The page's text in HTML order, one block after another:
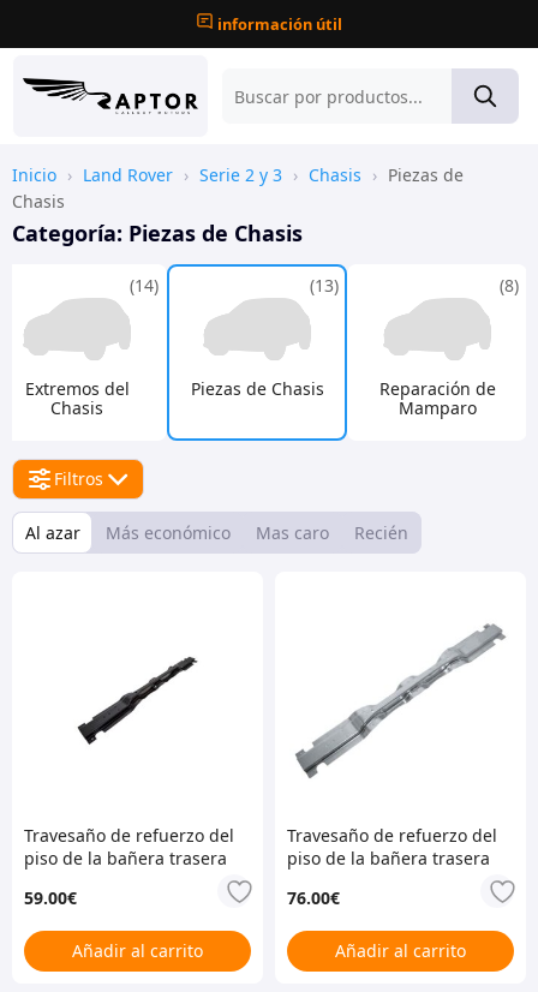
información útil
Inicio › Land Rover › Serie 2 y 3 › Chasis › Piezas de
Chasis
Categoría: Piezas de Chasis
Extremos del
Chasis
(14)
Piezas de Chasis
(13)
Reparación de
Mamparo
(8)
Filtros
Al azar Más económico Mas caro Recién
Travesaño de refuerzo del
piso de la bañera trasera
59.00€
Añadir al carrito
Travesaño de refuerzo del
piso de la bañera trasera
Defender/Series 2 y 3 –
OFERTA ESPECIAL
76.00€
Añadir al carrito